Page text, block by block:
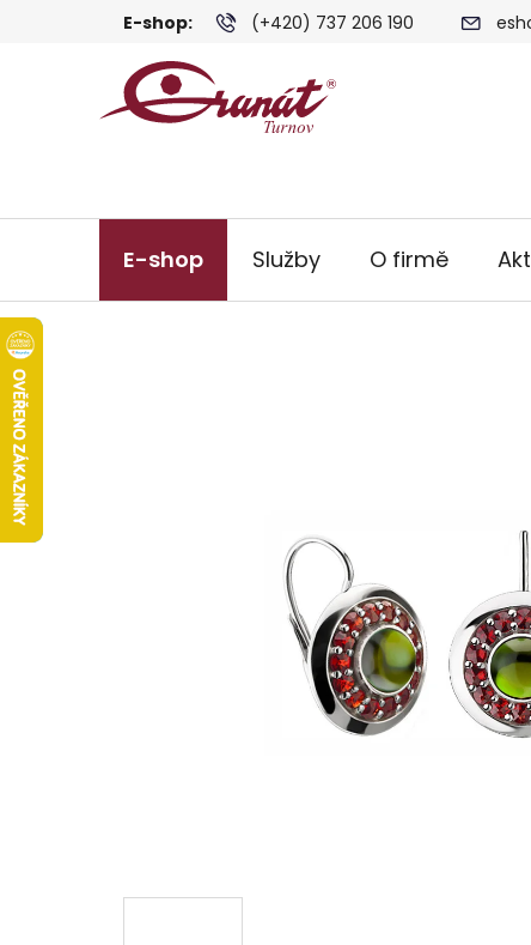
E-shop: (+420) 737 206 190
E-shop Služby O firmě